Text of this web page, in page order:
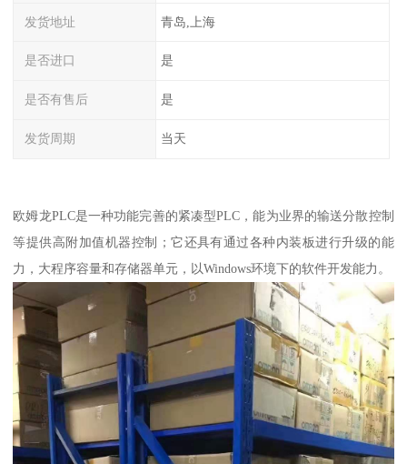
发货地址 青岛,上海
是否进口 是
是否有售后 是
发货周期 当天
欧姆龙PLC是一种功能完善的紧凑型PLC，能为业界的输送分散控制
等提供高附加值机器控制；它还具有通过各种内装板进行升级的能
力，大程序容量和存储器单元，以Windows环境下的软件开发能力。